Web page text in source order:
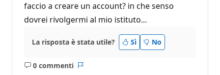
faccio a creare un account? in che senso
dovrei rivolgermi al mio istituto...
La risposta è stata utile? Sì No
0 commenti
Nessun